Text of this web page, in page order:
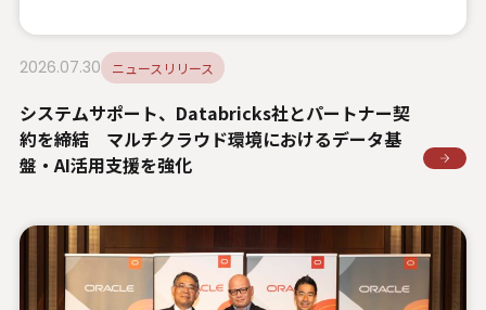
お問い合わせ
情報セキュリティ基本方針
個人情報保護方針
外部送信ポリシー
サイトのご利用について
反社会的勢力に対する基本方針
2026.07.30 ニュースリリース
システムサポート、Databricks社とパートナー契
約を締結 マルチクラウド環境におけるデータ基
盤・AI活用支援を強化